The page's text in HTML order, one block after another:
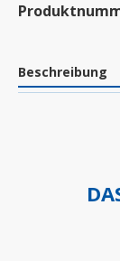
Beschreibung